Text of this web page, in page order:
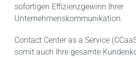
sofortigen Effizienzgewinn Ihrer
Unternehmenskommunikation.
Contact Center as a Service
somit auch Ihre gesamte